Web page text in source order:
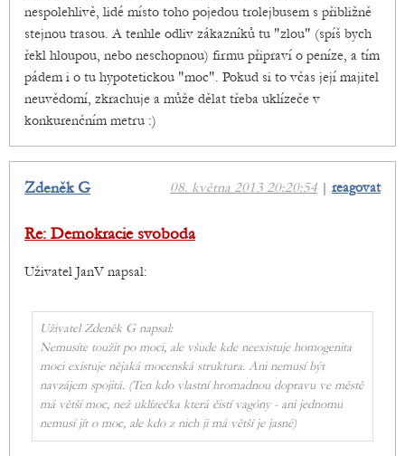
nespolehlivě, lidé místo toho pojedou trolejbusem s přibližně
stejnou trasou. A tenhle odliv zákazníků tu "zlou" (spíš bych
řekl hloupou, nebo neschopnou) firmu připraví o peníze, a tím
pádem i o tu hypotetickou "moc". Pokud si to včas její majitel
neuvědomí, zkrachuje a může dělat třeba uklízeče v
konkurenčním metru :)
08. května 2013 20:20:54 | reagovat
Zdeněk G
Re: Demokracie svoboda
Uživatel JanV napsal:
Uživatel Zdeněk G napsal:
Nemusíte toužit po moci, ale všude kde neexistuje homogenita
moci existuje nějaká mocenská struktura. Ani nemusí být
navzájem spojitá. (Ten kdo vlastní hromadnou dopravu ve městě
má větší moc, než uklízečka která čistí vagóny - ani jednomu
nemusí jít o moc, ale kdo z nich ji má větší je jasné)